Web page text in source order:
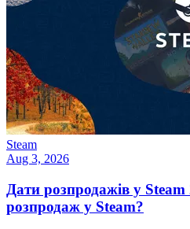
Steam
Aug 3, 2026
Дати розпродажів у
розпродаж у Steam?